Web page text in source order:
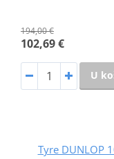
194,00 €
102,69 €
U
Tyre DUNLOP